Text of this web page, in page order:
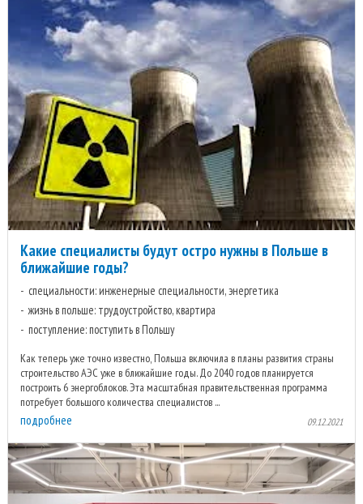
Какие специалисты будут остро нужны в Польше в
ближайшие годы?
специальности: инженерные специальности, энергетика
жизнь в польше: трудоустройство, квартира
поступление: поступить в Польшу
Как теперь уже точно известно, Польша включила в планы развития страны
строительство АЭС уже в ближайшие годы. До 2040 годов планируется
построить 6 энергоблоков. Эта масштабная правительственная программа
потребует большого количества специалистов ...
подробнее 09.12.2021